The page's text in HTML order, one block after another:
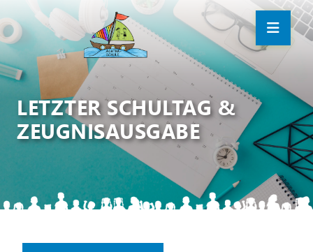
LETZTER SCHULTAG &
ZEUGNISAUSGABE